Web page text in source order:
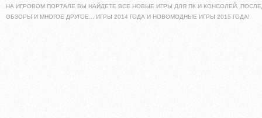
НА ИГРОВОМ ПОРТАЛЕ ВЫ НАЙДЕТЕ ВСЕ НОВЫЕ ИГРЫ ДЛЯ ПК И КОНСОЛЕЙ.
ОБЗОРЫ И МНОГОЕ ДРУГОЕ... ИГРЫ 2014 ГОДА И НОВОМОДНЫЕ ИГРЫ 2015 ГОДА!